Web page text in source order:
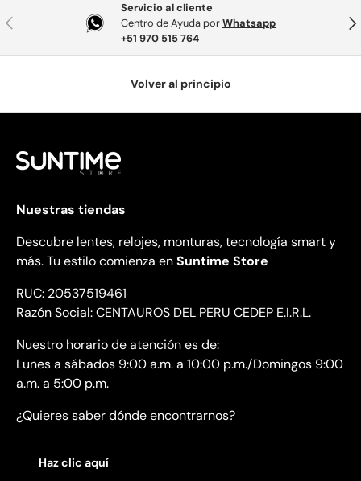
Anterior
Servicio al cliente
Centro de Ayuda porWhatsapp
+51 970 515 764
Volver al principio
Nuestras tiendas
Descubre lentes, relojes, monturas, tecnología smart y
más. Tu estilo comienza enSuntime Store
RUC: 20537519461
Razón Social: CENTAUROS DEL PERU CEDEP E.I.R.L.
Nuestro horario de atención es de:
Lunes a sábados 9:00 a.m. a 10:00 p.m./Domingos 9:00
a.m. a 5:00 p.m.
¿Quieres saber dónde encontrarnos?
Haz clic aquí